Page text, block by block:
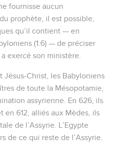
fournisse aucun
prophète, il est possible,
qu’il contient — en
(1.6) — de préciser
exercé son ministère.
Jésus-Christ, les Babyloniens
de toute la Mésopotamie,
assyrienne. En 626, ils
612, alliés aux Mèdes, ils
de l’Assyrie. L’Egypte
de ce qui reste de l’Assyrie.